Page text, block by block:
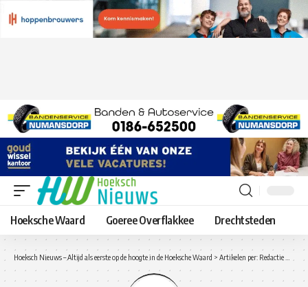
Hoeksche Waard Goeree Overflakkee Drechtsteden
Hoeksch Nieuws – Altijd als eerste op de hoogte in de Hoeksche Waard > Artikelen per: Redactie Hoeksch Nieuws